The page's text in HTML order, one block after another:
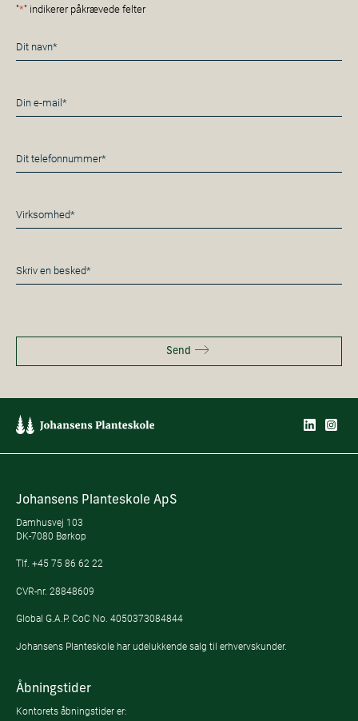
"*" indikerer påkrævede felter
Navn
*
E-
mail
Telefon
*
Virksomhed*
*
Besked
*
Send
Johansens Planteskole ApS
Damhusvej 103
DK-7080 Børkop
Tlf. +45 75 86 62 22
CVR-nr. 28848609
Global G.A.P. CoC No. 4050373084844
Johansens Planteskole har udelukkende salg til erhvervskunder.
Åbningstider
Kontorets åbningstider er: